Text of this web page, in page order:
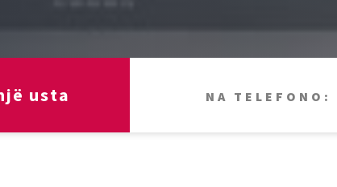
usta NA TELEFONO: